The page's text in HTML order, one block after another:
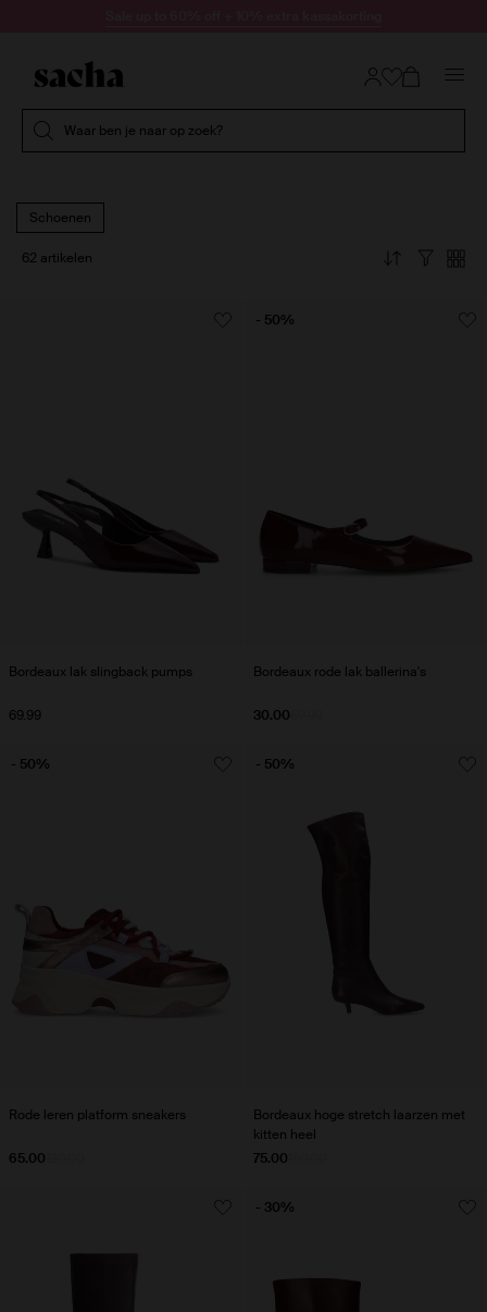
Waar ben je naar op zoek?
Schoenen
62 artikelen
Bordeaux lak slingback pumps
69.99
Bordeaux rode lak ballerina's
30.00
- 50%
Rode leren platform sneakers
65.00
- 50%
Bordeaux hoge stretch laarzen met
kitten heel
75.00
- 50%
- 30%